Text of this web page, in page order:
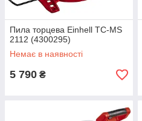
Пила торцева Einhell TC-MS
2112 (4300295)
Немає в наявності
5 790 ₴